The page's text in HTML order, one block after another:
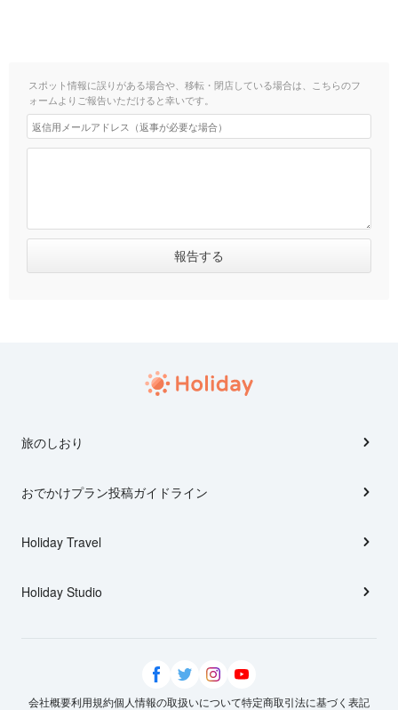
スポット情報に誤りがある場合や、移転・閉店している場合は、こちらのフ
ォームよりご報告いただけると幸いです。
旅のしおり
おでかけプラン投稿ガイドライン
Holiday Travel
Holiday Studio
会社概要利用規約個人情報の取扱いについて特定商取引法に基づく表記